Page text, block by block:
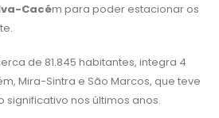
Cacém para poder estacionar os
de 81.845 habitantes, integra 4
Mira-Sintra e São Marcos, que teve
nos últimos anos.